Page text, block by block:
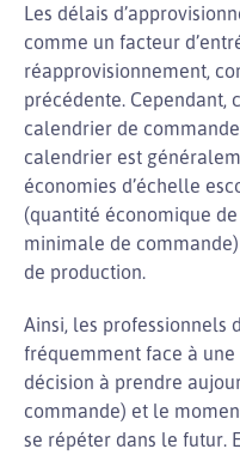
Les délais
comme un facteur
réapprovisionnement,
précédente. Cependant,
calendrier de
calendrier est
économies d’échelle
(quantité économique
minimale de
de production.
Ainsi, les professionnels
fréquemment face à
décision à prendre
commande) et le
se répéter dans le futur.